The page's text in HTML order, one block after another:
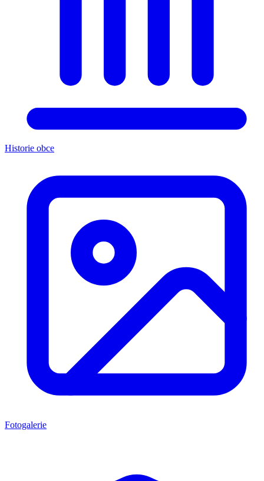
Historie obce
Fotogalerie